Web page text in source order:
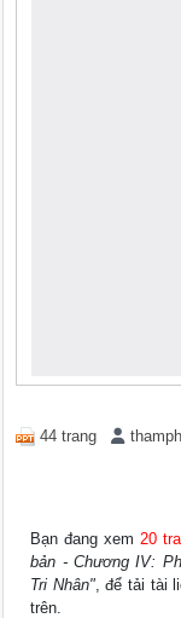
44 trang
Bạn đang xem20
bản - Chương IV:
Tri Nhân", để tải tài
trên.